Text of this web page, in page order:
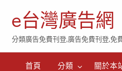
e台灣廣告網
分類廣告免費刊登,廣告免費刊登,免
首頁 分類 關於本